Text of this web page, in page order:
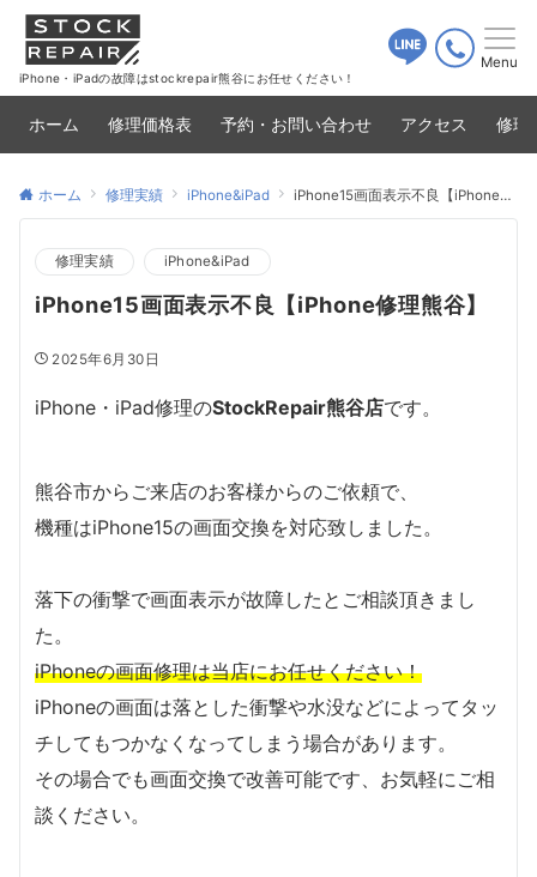
iPhone・iPadの故障はstockrepair熊谷にお任せください！
Menu
ホーム 修理価格表 予約・お問い合わせ アクセス 修理
ホーム 修理実績 iPhone&iPad iPhone15画面表示不良【iPhone修理熊谷】
修理実績 iPhone&iPad
iPhone15画面表示不良【iPhone修理熊谷】
2025年6月30日
iPhone・iPad修理のStockRepair熊谷店です。
熊谷市からご来店のお客様からのご依頼で、
機種はiPhone15の画面交換を対応致しました。
落下の衝撃で画面表示が故障したとご相談頂きまし
た。
iPhoneの画面修理は当店にお任せください！
iPhoneの画面は落とした衝撃や水没などによってタッ
チしてもつかなくなってしまう場合があります。
その場合でも画面交換で改善可能です、お気軽にご相
談ください。